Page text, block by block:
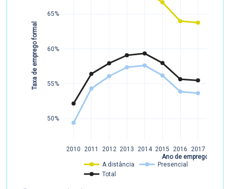
2010 2011 2012 2013 2014 2015 2016 2017
50%
55%
60%
65%
A distância
Presencial
Total
Taxa de emprego formal
Ano de emprego